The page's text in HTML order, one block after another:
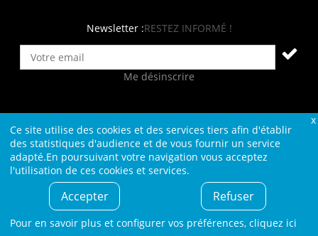
Ce site utilise des cookies et des services tiers afin d'établir
des statistiques d'audience et de vous fournir un service
adapté.En poursuivant votre navigation vous acceptez
l'utilisation de ces cookies et services.
Accepter Refuser
Pour en savoir plus et configurer vos préférences, cliquez ici
Newsletter :RESTEZ INFORMÉ !
Me désinscrire
Contact Plan du site Qui sommes-nous ?
Liens
Charte L4M
Conditions Générales
Cookies et confidentialité
Informations légales
© L4M - 2004-2026 -Tous droits réservés